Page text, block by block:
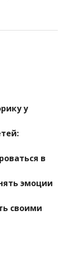
у
в
эмоции
своими